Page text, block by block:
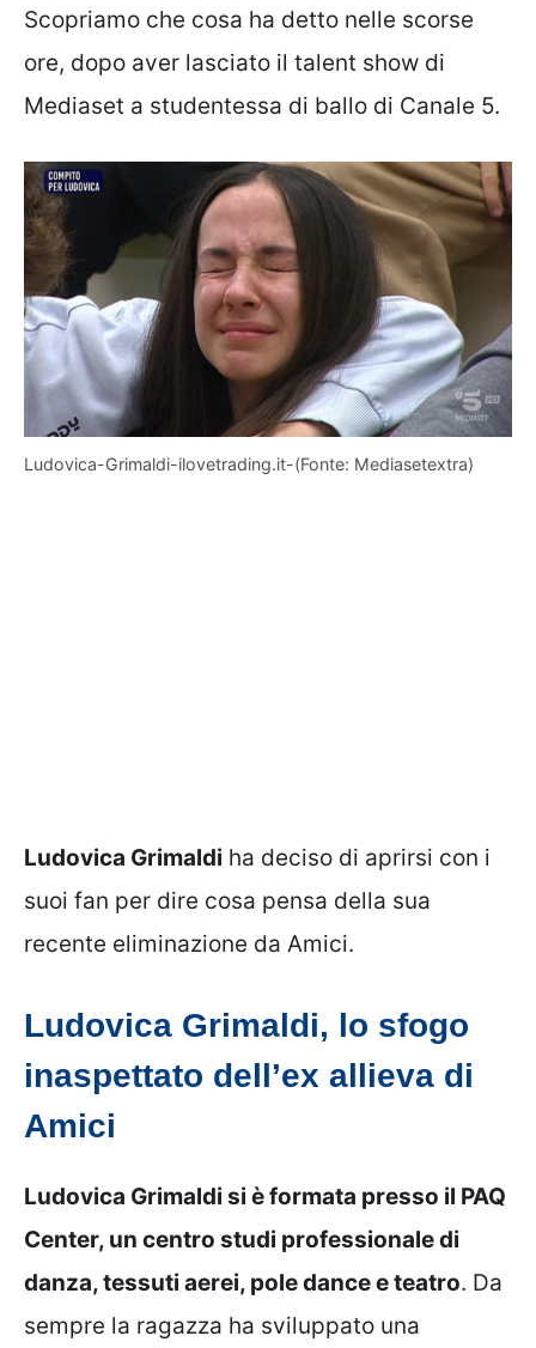
Scopriamo che cosa ha detto nelle scorse
ore, dopo aver lasciato il talent show di
Mediaset a studentessa di ballo di Canale 5.
Ludovica-Grimaldi-ilovetrading.it-(Fonte: Mediasetextra)
Ludovica Grimaldi ha deciso di aprirsi con i
suoi fan per dire cosa pensa della sua
recente eliminazione da Amici.
Ludovica Grimaldi, lo sfogo
inaspettato dell’ex allieva di
Amici
Ludovica Grimaldi si è formata presso il PAQ
Center, un centro studi professionale di
danza, tessuti aerei, pole dance e teatro. Da
sempre la ragazza ha sviluppato una